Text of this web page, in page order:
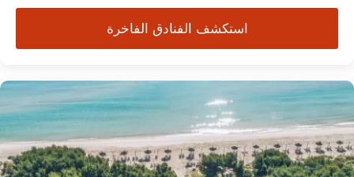
استكشف الفنادق الفاخرة